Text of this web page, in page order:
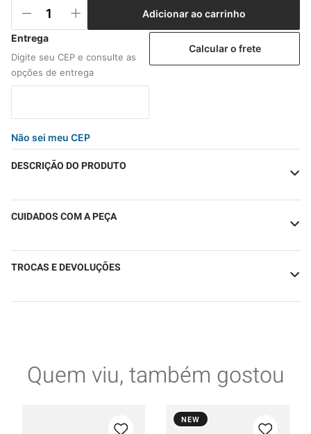
Adicionar ao carrinho
Não sei meu CEP
Calcular o frete
DESCRIÇÃO DO PRODUTO
CUIDADOS COM A PEÇA
TROCAS E DEVOLUÇÕES
Quem viu, também gostou
NEW